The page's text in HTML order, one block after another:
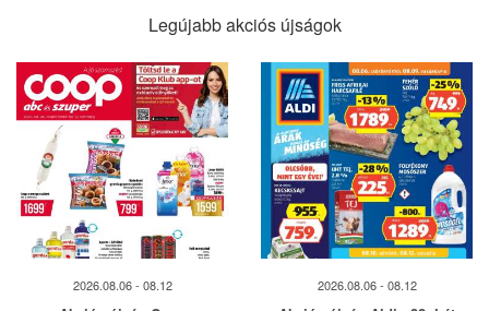
Legújabb akciós újságok
2026.08.06 - 08.12 2026.08.06 - 08.12